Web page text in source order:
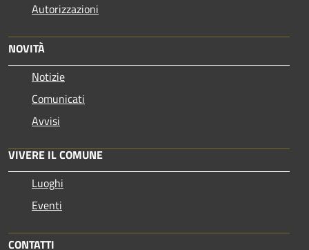
Autorizzazioni
NOVITÀ
Notizie
Comunicati
Avvisi
VIVERE IL COMUNE
Luoghi
Eventi
CONTATTI